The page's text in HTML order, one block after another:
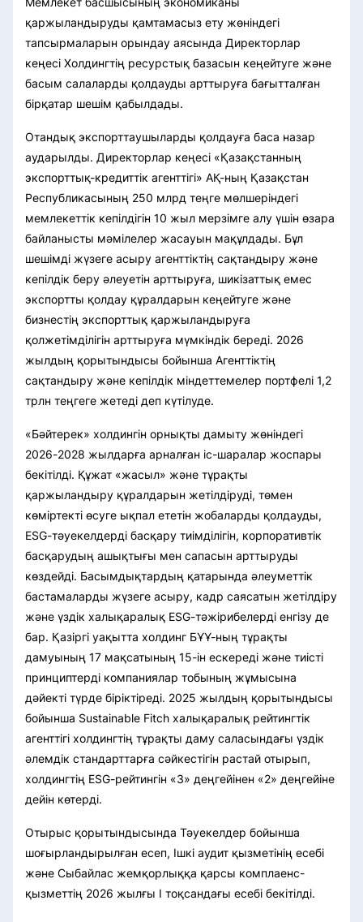
қаржыландыруды қамтамасыз ету жөніндегі
тапсырмаларын орындау аясында Директорлар
кеңесі Холдингтің ресурстық базасын кеңейтуге және
басым салаларды қолдауды арттыруға бағытталған
бірқатар шешім қабылдады.
Отандық экспорттаушыларды қолдауға баса назар
аударылды. Директорлар кеңесі «Қазақстанның
экспорттық-кредиттік агенттігі» АҚ-ның Қазақстан
Республикасының 250 млрд теңге мөлшеріндегі
мемлекеттік кепілдігін 10 жыл мерзімге алу үшін өзара
байланысты мәмілелер жасауын мақұлдады. Бұл
шешімді жүзеге асыру агенттіктің сақтандыру және
кепілдік беру әлеуетін арттыруға, шикізаттық емес
экспортты қолдау құралдарын кеңейтуге және
бизнестің экспорттық қаржыландыруға
қолжетімділігін арттыруға мүмкіндік береді. 2026
жылдың қорытындысы бойынша Агенттіктің
сақтандыру және кепілдік міндеттемелер портфелі 1,2
трлн теңгеге жетеді деп күтілуде.
«Бәйтерек» холдингін орнықты дамыту жөніндегі
2026-2028 жылдарға арналған іс-шаралар жоспары
бекітілді. Құжат «жасыл» және тұрақты
қаржыландыру құралдарын жетілдіруді, төмен
көміртекті өсуге ықпал ететін жобаларды қолдауды,
ESG-тәуекелдерді басқару тиімділігін, корпоративтік
басқарудың ашықтығы мен сапасын арттыруды
көздейді. Басымдықтардың қатарында әлеуметтік
бастамаларды жүзеге асыру, кадр саясатын жетілдіру
және үздік халықаралық ESG-тәжірибелерді енгізу де
бар. Қазіргі уақытта холдинг БҰҰ-ның тұрақты
дамуының 17 мақсатының 15-ін ескереді және тиісті
принциптерді компаниялар тобының жұмысына
дәйекті түрде біріктіреді. 2025 жылдың қорытындысы
бойынша Sustainable Fitch халықаралық рейтингтік
агенттігі холдингтің тұрақты даму саласындағы үздік
әлемдік стандарттарға сәйкестігін растай отырып,
холдингтің ESG-рейтингін «3» деңгейінен «2» деңгейіне
дейін көтерді.
Отырыс қорытындысында Тәуекелдер бойынша
шоғырландырылған есеп, Ішкі аудит қызметінің есебі
және Сыбайлас жемқорлыққа қарсы комплаенс-
қызметтің 2026 жылғы I тоқсандағы есебі бекітілді.